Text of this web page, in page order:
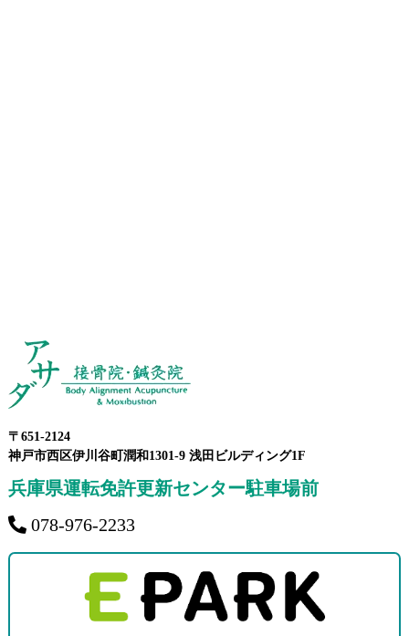
〒651-2124
神戸市西区伊川谷町潤和1301-9 浅田ビルディング1F
兵庫県運転免許更新センター駐車場前
078-976-2233